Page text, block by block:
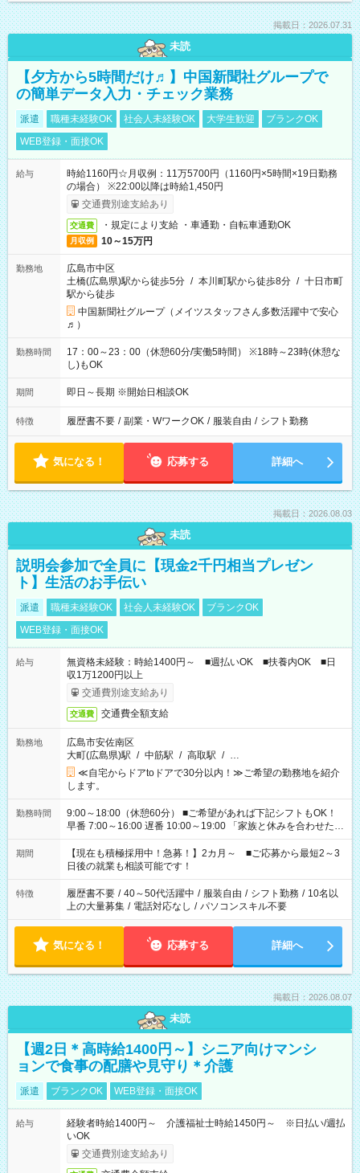
掲載日：2026.07.31
未読
【夕方から5時間だけ♬】中国新聞社グループで
の簡単データ入力・チェック業務
派遣 職種未経験OK 社会人未経験OK 大学生歓迎
ブランクOK
WEB登録・面接OK
給与
時給1160円☆月収例：11万5700円（1160円×5時間×19日勤務
の場合） ※22:00以降は時給1,450円
交通費別途支給あり
交通費 ・規定により支給 ・車通勤・自転車通勤OK
月収例 10～15万円
勤務地
広島市中区
土橋(広島県)駅から徒歩5分 / 本川町駅から徒歩8分 / 十日市町
駅から徒歩
中国新聞社グループ（メイツスタッフさん多数活躍中で安心
♬）
勤務時間
17：00～23：00（休憩60分/実働5時間） ※18時～23時(休憩な
し)もOK
期間 即日～長期 ※開始日相談OK
特徴 履歴書不要 / 副業・WワークOK / 服装自由 / シフト勤務
気になる！ 応募する 詳細へ
掲載日：2026.08.03
未読
説明会参加で全員に【現金2千円相当プレゼン
ト】生活のお手伝い
派遣 職種未経験OK 社会人未経験OK
ブランクOK
WEB登録・面接OK
給与
無資格未経験：時給1400円～ ■週払いOK ■扶養内OK ■日
収1万1200円以上
交通費別途支給あり
交通費 交通費全額支給
勤務地
広島市安佐南区
大町(広島県)駅 / 中筋駅 / 高取駅 / …
≪自宅からドアtoドアで30分以内！≫ご希望の勤務地を紹介
します。
勤務時間
9:00～18:00（休憩60分） ■ご希望があれば下記シフトもOK！
早番 7:00～16:00 遅番 10:00～19:00 「家族と休みを合わせた
い」 「余裕を持って夕飯の準備がしたい」 「できれば残業はし
たくない」 など、ご希望を教えてくださいね。 ※Wワーク希望
の方へ 今ご覧のお仕事で希望する勤務時間と、もう1つのお仕事
の勤務時間。 合計で週40時間を超える場合は応募できません。
期間
【現在も積極採用中！急募！】2カ月～ ■ご応募から最短2～3
日後の就業も相談可能です！
特徴 履歴書不要 / 40～50代活躍中 / 服装自由 / シフト勤務 / 10名以
上の大量募集 / 電話対応なし / パソコンスキル不要
気になる！ 応募する 詳細へ
掲載日：2026.08.07
未読
【週2日＊高時給1400円～】シニア向けマンシ
ョンで食事の配膳や見守り＊介護
派遣 ブランクOK WEB登録・面接OK
給与
経験者時給1400円～ 介護福祉士時給1450円～ ※日払い/週払
いOK
交通費別途支給あり